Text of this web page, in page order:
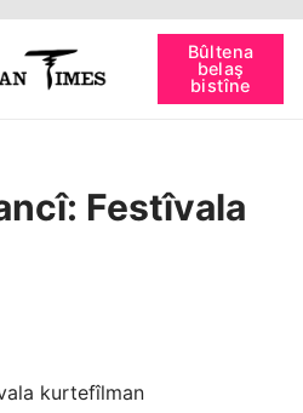
Bûltena
belaş
bistîne
Festîvala